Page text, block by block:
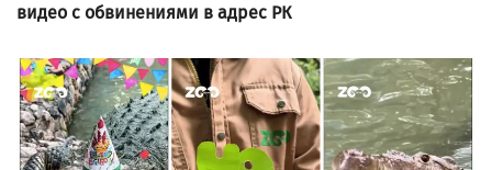
видео с обвинениями в адрес РК